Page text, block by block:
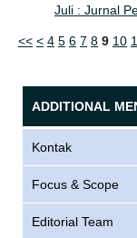
Juli : Jurnal
<< < 4 5 6 7 8 9 10
ADDITIONAL
Kontak
Focus & Scope
Editorial Team